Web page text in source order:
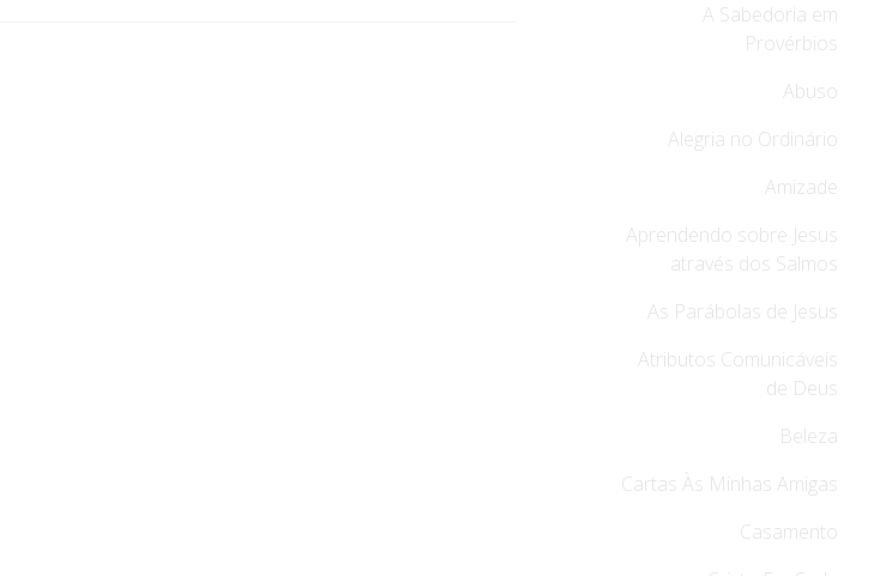
A Sabedoria em
Provérbios
Abuso
Alegria no Ordinário
Amizade
Aprendendo sobre Jesus
através dos Salmos
As Parábolas de Jesus
Atributos Comunicáveis
de Deus
Beleza
Cartas Às Minhas Amigas
Casamento